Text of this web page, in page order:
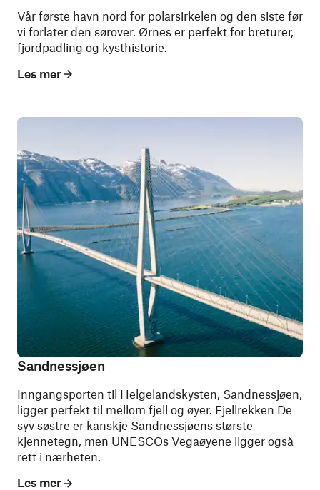
Vår første havn nord for polarsirkelen og den siste før
vi forlater den sørover. Ørnes er perfekt for breturer,
fjordpadling og kysthistorie.
Les mer
Sandnessjøen
Inngangsporten til Helgelandskysten, Sandnessjøen,
ligger perfekt til mellom fjell og øyer. Fjellrekken De
syv søstre er kanskje Sandnessjøens største
kjennetegn, men UNESCOs Vegaøyene ligger også
rett i nærheten.
Les mer